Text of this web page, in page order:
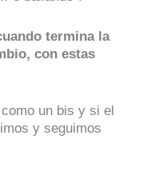
termina la
con estas
un bis y si el
y seguimos